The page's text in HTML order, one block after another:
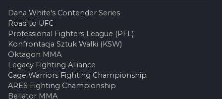
Dana White's Contender Series
Road to UFC
Professional Fighters League (PFL)
Konfrontacja Sztuk Walki (KSW)
Oktagon MMA
Legacy Fighting Alliance
Cage Warriors Fighting Championship
ARES Fighting Championship
Bellator MMA